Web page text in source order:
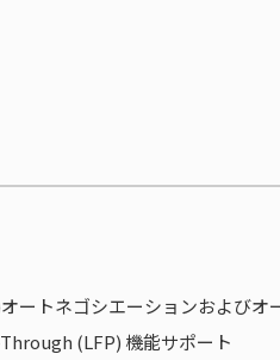
ートネゴシエーションおよび
(LFP) 機能サポート